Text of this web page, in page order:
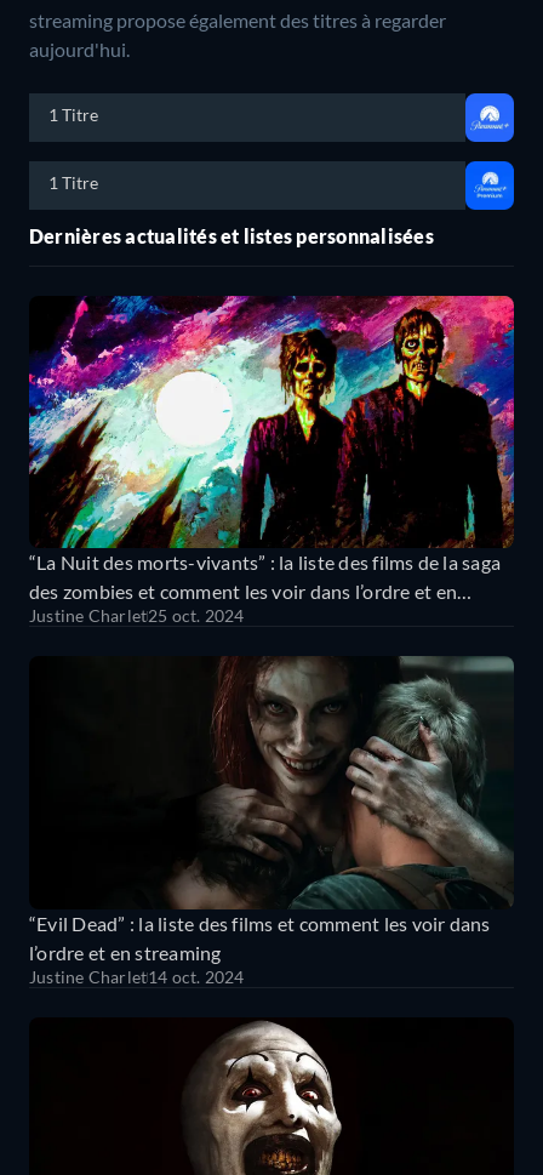
streaming propose également des titres à regarder
aujourd'hui.
1 Titre
1 Titre
Dernières actualités et listes personnalisées
“La Nuit des morts-vivants” : la liste des films de la saga
des zombies et comment les voir dans l’ordre et en
streaming
Justine Charlet25 oct. 2024
“Evil Dead” : la liste des films et comment les voir dans
l’ordre et en streaming
Justine Charlet14 oct. 2024